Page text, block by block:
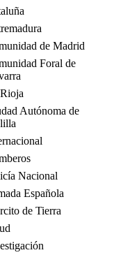
de Madrid
Foral de
Autónoma de
Nacional
Española
de Tierra